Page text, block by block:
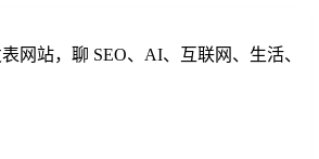
网站，聊 SEO、AI、互联网、生活、